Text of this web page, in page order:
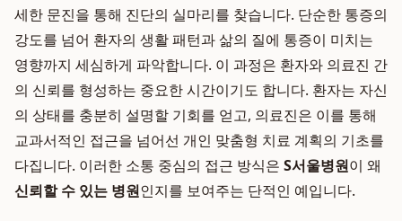
세한 문진을 통해 진단의 실마리를 찾습니다. 단순한 통증의
강도를 넘어 환자의 생활 패턴과 삶의 질에 통증이 미치는
영향까지 세심하게 파악합니다. 이 과정은 환자와 의료진 간
의 신뢰를 형성하는 중요한 시간이기도 합니다. 환자는 자신
의 상태를 충분히 설명할 기회를 얻고, 의료진은 이를 통해
교과서적인 접근을 넘어선 개인 맞춤형 치료 계획의 기초를
다집니다. 이러한 소통 중심의 접근 방식은 S서울병원이 왜
신뢰할 수 있는 병원인지를 보여주는 단적인 예입니다.